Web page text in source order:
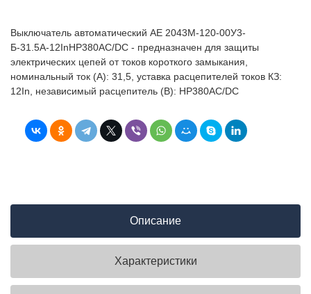
Выключатель автоматический АЕ 2043М-120-00У3-
Б-31.5А-12InНР380AC/DC - предназначен для защиты
электрических цепей от токов короткого замыкания,
номинальный ток (А): 31,5, уставка расцепителей токов КЗ:
12In, независимый расцепитель (В): НР380AC/DC
Описание
Характеристики